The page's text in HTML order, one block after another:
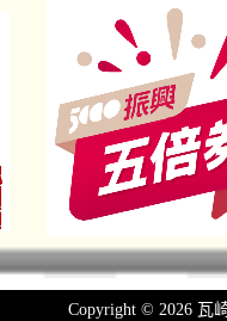
Copyright © 2026 瓦